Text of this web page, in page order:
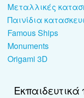
Μεταλλικές
Παινίδια
Famous Ships
Monuments
Origami 3D
Εκπαιδευτικά